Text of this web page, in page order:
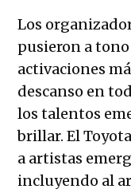
Los
pusieron a
activaciones
descanso en
los talentos
brillar. El
a artistas
incluyendo al